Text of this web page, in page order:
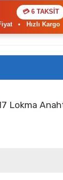
💳 6 TAKSİT
• Hızlı Kargo
Lokma